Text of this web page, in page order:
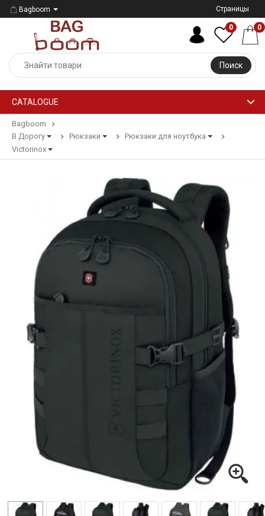
Bagboom Страницы
Поиск
0 0
CATALOGUE
Bagboom
В Дорогу
Рюкзаки
Рюкзаки для ноутбука
Victorinox